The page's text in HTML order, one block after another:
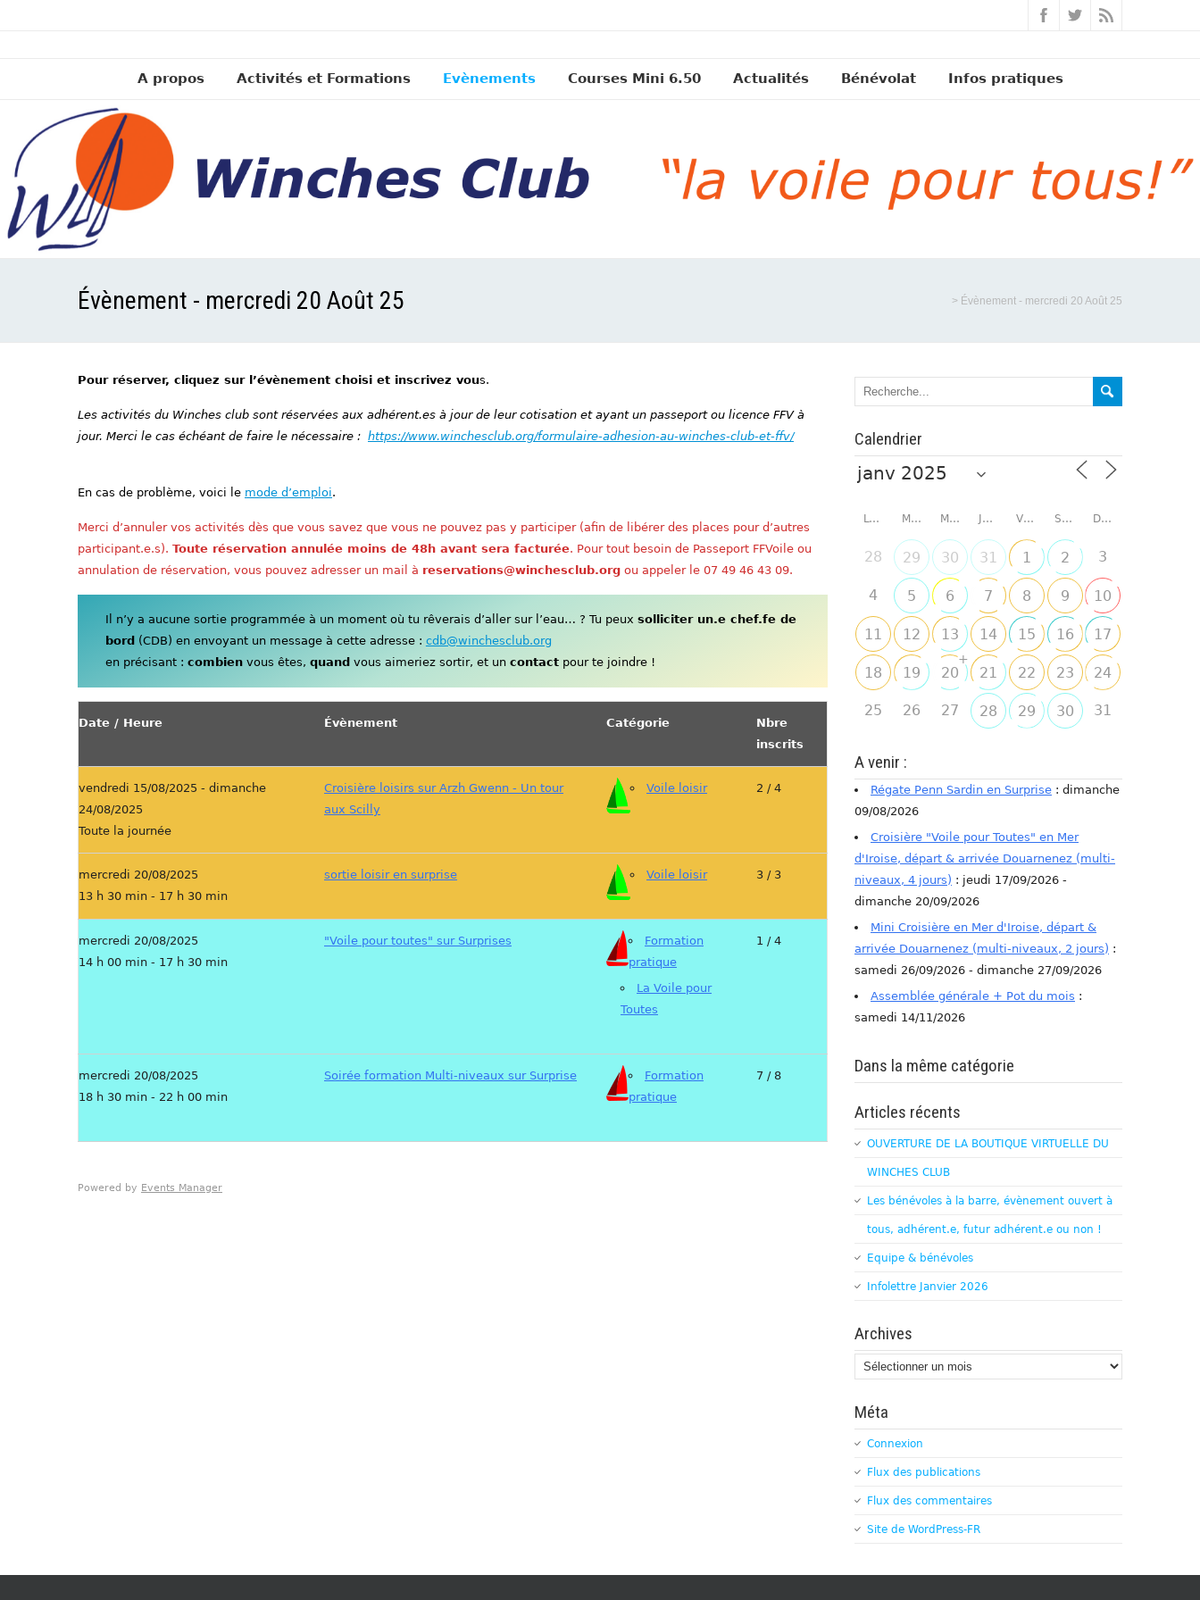
A propos Activités et Formations Evènements Courses Mini 6.50 Actualités Bénévolat Infos pratiques
Évènement - mercredi 20 Août 25 > Évènement - mercredi 20 Août 25
Pour réserver, cliquez sur l’évènement choisi et inscrivez vous.
Les activités du Winches club sont réservées aux adhérent.es à jour de leur cotisation et ayant un passeport ou licence FFV à
jour. Merci le cas échéant de faire le nécessaire : https://www.winchesclub.org/formulaire-adhesion-au-winches-club-et-ffv/
En cas de problème, voici le mode d’emploi.
Merci d’annuler vos activités dès que vous savez que vous ne pouvez pas y participer (afin de libérer des places pour d’autres
participant.e.s). Toute réservation annulée moins de 48h avant sera facturée. Pour tout besoin de Passeport FFVoile ou
annulation de réservation, vous pouvez adresser un mail à reservations@winchesclub.org ou appeler le 07 49 46 43 09.
Il n’y a aucune sortie programmée à un moment où tu rêverais d’aller sur l’eau… ? Tu peux solliciter un.e chef.fe de
bord (CDB) en envoyant un message à cette adresse : cdb@winchesclub.org
en précisant : combienvous êtes, quand vous aimeriez sortir, et un contactpour te joindre !
Date / Heure Évènement Catégorie
Nbre
inscrits
vendredi 15/08/2025 - dimanche
24/08/2025
Toute la journée
Croisière loisirs sur Arzh Gwenn - Un tour
aux Scilly
Voile loisir 2 / 4
mercredi 20/08/2025
13 h 30 min - 17 h 30 min
sortie loisir en surprise Voile loisir 3 / 3
mercredi 20/08/2025
14 h 00 min - 17 h 30 min
"Voile pour toutes" sur Surprises
Formation
pratique
La Voile pour
Toutes
1 / 4
mercredi 20/08/2025
18 h 30 min - 22 h 00 min
Soirée formation Multi-niveaux sur Surprise
Formation
pratique
7 / 8
Powered by Events Manager
Calendrier
LUNDI MARDI MERCREDI JEUDI VENDREDI SAMEDI DIMANCHE
28 29 30 31 1 2 3
4 5 6 7 8 9 10
11 12 13 14 15 16 17
18 19 20
+
21 22 23 24
25 26 27 28 29 30 31
A venir :
Régate Penn Sardin en Surprise : dimanche
09/08/2026
Croisière "Voile pour Toutes" en Mer
d'Iroise, départ & arrivée Douarnenez (multi-
niveaux, 4 jours) : jeudi 17/09/2026 -
dimanche 20/09/2026
Mini Croisière en Mer d'Iroise, départ &
arrivée Douarnenez (multi-niveaux, 2 jours) :
samedi 26/09/2026 - dimanche 27/09/2026
Assemblée générale + Pot du mois :
samedi 14/11/2026
Dans la même catégorie
Articles récents
OUVERTURE DE LA BOUTIQUE VIRTUELLE DU
WINCHES CLUB
Les bénévoles à la barre, évènement ouvert à
tous, adhérent.e, futur adhérent.e ou non !
Equipe & bénévoles
Infolettre Janvier 2026
Archives
Archives
Méta
Connexion
Flux des publications
Flux des commentaires
Site de WordPress-FR